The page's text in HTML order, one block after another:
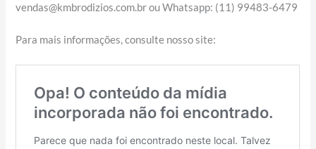
vendas@kmbrodizios.com.br ou Whatsapp: (11) 99483-6479
Para mais informações, consulte nosso site: